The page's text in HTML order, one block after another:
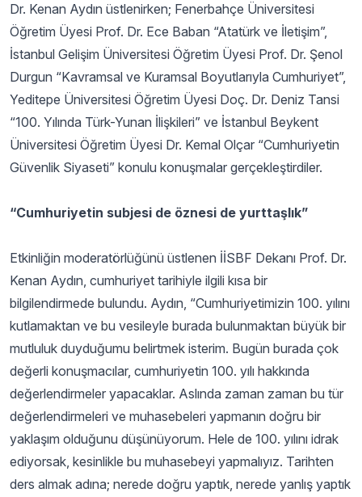
Dr. Kenan Aydın üstlenirken; Fenerbahçe Üniversitesi
Öğretim Üyesi Prof. Dr. Ece Baban “Atatürk ve İletişim”,
İstanbul Gelişim Üniversitesi Öğretim Üyesi Prof. Dr. Şenol
Durgun “Kavramsal ve Kuramsal Boyutlarıyla Cumhuriyet”,
Yeditepe Üniversitesi Öğretim Üyesi Doç. Dr. Deniz Tansi
“100. Yılında Türk-Yunan İlişkileri” ve İstanbul Beykent
Üniversitesi Öğretim Üyesi Dr. Kemal Olçar “Cumhuriyetin
Güvenlik Siyaseti” konulu konuşmalar gerçekleştirdiler.
“Cumhuriyetin subjesi de öznesi de yurttaşlık”
Etkinliğin moderatörlüğünü üstlenen İİSBF Dekanı Prof. Dr.
Kenan Aydın, cumhuriyet tarihiyle ilgili kısa bir
bilgilendirmede bulundu. Aydın, “Cumhuriyetimizin 100. yılını
kutlamaktan ve bu vesileyle burada bulunmaktan büyük bir
mutluluk duyduğumu belirtmek isterim. Bugün burada çok
değerli konuşmacılar, cumhuriyetin 100. yılı hakkında
değerlendirmeler yapacaklar. Aslında zaman zaman bu tür
değerlendirmeleri ve muhasebeleri yapmanın doğru bir
yaklaşım olduğunu düşünüyorum. Hele de 100. yılını idrak
ediyorsak, kesinlikle bu muhasebeyi yapmalıyız. Tarihten
ders almak adına; nerede doğru yaptık, nerede yanlış yaptık